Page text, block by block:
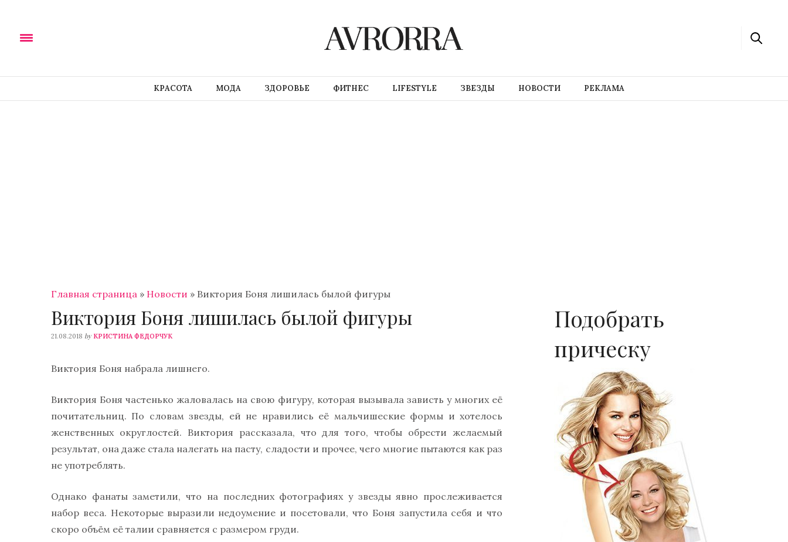
КРАСОТА МОДА ЗДОРОВЬЕ ФИТНЕС LIFESTYLE ЗВЕЗДЫ НОВОСТИ РЕКЛАМА
Главная страница » Новости » Виктория Боня лишилась былой фигуры
Виктория Боня лишилась былой фигуры
21.08.2018 by КРИСТИНА ФЕДОРЧУК
Виктория Боня набрала лишнего.
Виктория Боня частенько жаловалась на свою фигуру, которая вызывала зависть у многих её
почитательниц. По словам звезды, ей не нравились её мальчишеские формы и хотелось
женственных округлостей. Виктория рассказала, что для того, чтобы обрести желаемый
результат, она даже стала налегать на пасту, сладости и прочее, чего многие пытаются как раз
не употреблять.
Однако фанаты заметили, что на последних фотографиях у звезды явно прослеживается
набор веса. Некоторые выразили недоумение и посетовали, что Боня запустила себя и что
скоро объём её талии сравняется с размером груди.
Подобрать
прическу